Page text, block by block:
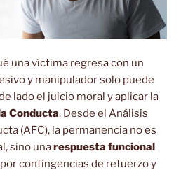
una víctima regresa con un
y manipulador solo puede
lado el juicio moral y aplicar la
Conducta. Desde el Análisis
(AFC), la permanencia no es
sino unarespuesta funcional
contingencias de refuerzo y